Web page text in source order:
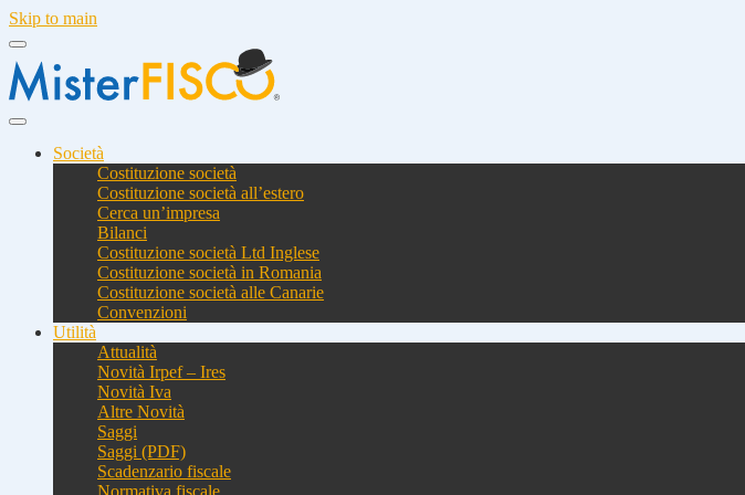
Skip to main
Società
Costituzione società
Costituzione società all’estero
Cerca un’impresa
Bilanci
Costituzione società Ltd Inglese
Costituzione società in Romania
Costituzione società alle Canarie
Convenzioni
Utilità
Attualità
Novità Irpef – Ires
Novità Iva
Altre Novità
Saggi
Saggi (PDF)
Scadenzario fiscale
Normativa fiscale